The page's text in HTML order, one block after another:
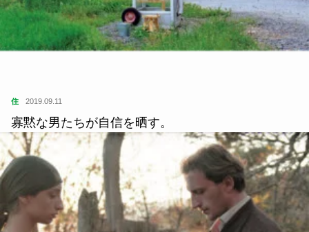
住 2019.09.11
寡黙な男たちが自信を晒す。